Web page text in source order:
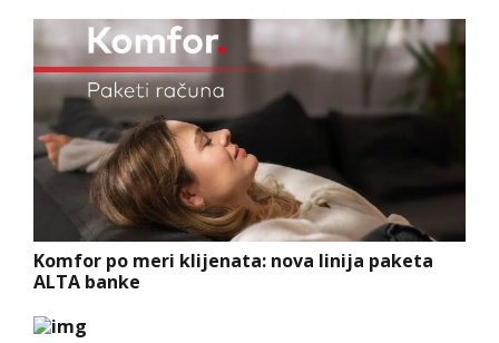
Komfor po meri klijenata: nova linija paketa
ALTA banke